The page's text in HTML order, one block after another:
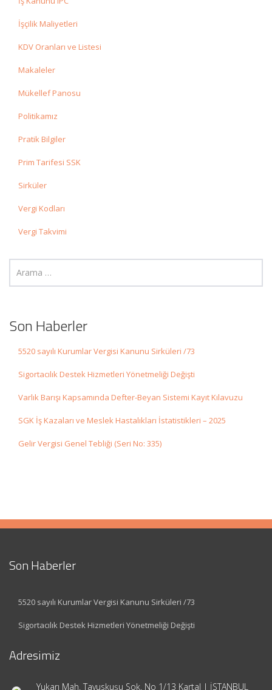
İşçilik Maliyetleri
KDV Oranları ve Listesi
Makaleler
Mükellef Panosu
Politikamız
Pratik Bilgiler
Prim Tarifesi SSK
Sirküler
Vergi Kodları
Vergi Takvimi
Son Haberler
5520 sayılı Kurumlar Vergisi Kanunu Sirküleri /73
Sigortacılık Destek Hizmetleri Yönetmeliği Değişti
Varlık Barışı Kapsamında Defter-Beyan Sistemi Kayıt Kılavuzu
SGK İş Kazaları ve Meslek Hastalıkları İstatistikleri – 2025
Gelir Vergisi Genel Tebliği (Seri No: 335)
Son Haberler
5520 sayılı Kurumlar Vergisi Kanunu Sirküleri /73
Sigortacılık Destek Hizmetleri Yönetmeliği Değişti
Adresimiz
Yukarı Mah. Tavuskuşu Sok. No 1/13 Kartal | İSTANBUL